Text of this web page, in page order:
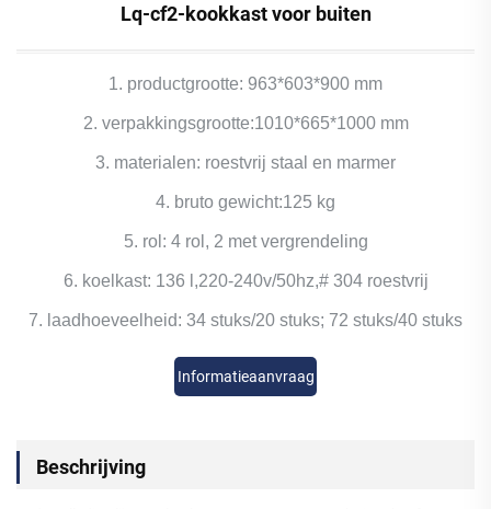
Lq-cf2-kookkast voor buiten
1. productgrootte: 963*603*900 mm
2. verpakkingsgrootte:1010*665*1000 mm
3. materialen: roestvrij staal en marmer
4. bruto gewicht:125 kg
5. rol: 4 rol, 2 met vergrendeling
6. koelkast: 136 l,220-240v/50hz,# 304 roestvrij
7. laadhoeveelheid: 34 stuks/20 stuks; 72 stuks/40 stuks
Informatieaanvraag
Beschrijving